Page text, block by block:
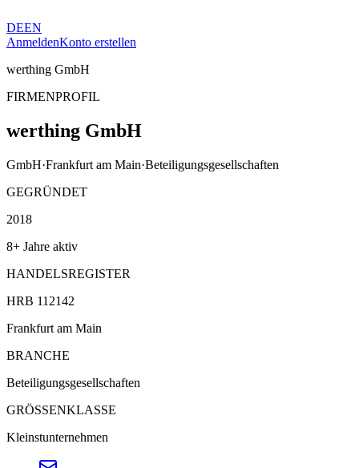
DEEN
AnmeldenKonto erstellen
werthing GmbH
FIRMENPROFIL
werthing GmbH
GmbH·Frankfurt am Main·Beteiligungsgesellschaften
GEGRÜNDET
2018
8+ Jahre aktiv
HANDELSREGISTER
HRB 112142
Frankfurt am Main
BRANCHE
Beteiligungsgesellschaften
GRÖSSENKLASSE
Kleinstunternehmen